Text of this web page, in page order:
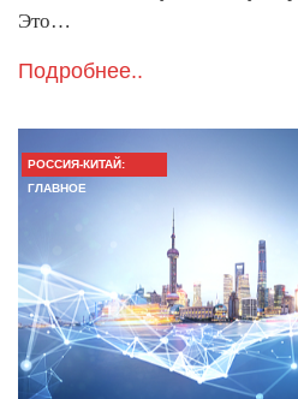
Это…
Подробнее..
РОССИЯ-КИТАЙ:
ГЛАВНОЕ